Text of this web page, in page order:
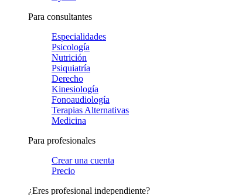
Para consultantes
Especialidades
Psicología
Nutrición
Psiquiatría
Derecho
Kinesiología
Fonoaudiología
Terapias Alternativas
Medicina
Para profesionales
Crear una cuenta
Precio
¿Eres profesional independiente?